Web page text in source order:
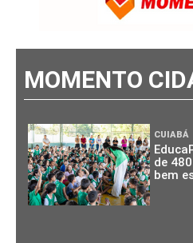
MOMENTO
CUIABÁ
de
bem